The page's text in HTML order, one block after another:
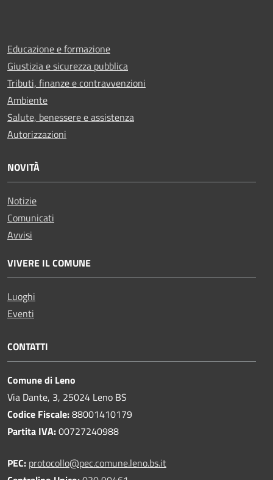
Educazione e formazione
Giustizia e sicurezza pubblica
Tributi, finanze e contravvenzioni
Ambiente
Salute, benessere e assistenza
Autorizzazioni
NOVITÀ
Notizie
Comunicati
Avvisi
VIVERE IL COMUNE
Luoghi
Eventi
CONTATTI
Comune di Leno
Via Dante, 3, 25024 Leno BS
Codice Fiscale:88001410179
Partita IVA:00727240988
PEC: protocollo@pec.comune.leno.bs.it